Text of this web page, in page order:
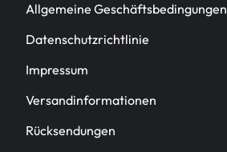
Allgemeine Geschäftsbedingungen
Datenschutzrichtlinie
Impressum
Versandinformationen
Rücksendungen